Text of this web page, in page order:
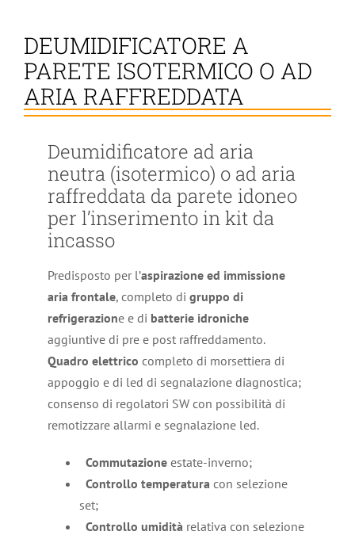
DEUMIDIFICATORE A
PARETE ISOTERMICO O AD
ARIA RAFFREDDATA
Deumidificatore ad aria
neutra (isotermico) o ad aria
raffreddata da parete idoneo
per l’inserimento in kit da
incasso
Predisposto per l’aspirazione ed immissione
aria frontale, completo di gruppo di
refrigerazione e di batterie idroniche
aggiuntive di pre e post raffreddamento.
Quadro elettrico completo di morsettiera di
appoggio e di led di segnalazione diagnostica;
consenso di regolatori SW con possibilità di
remotizzare allarmi e segnalazione led.
Commutazioneestate-inverno;
Controllo temperatura con selezione
set;
Controllo umidità relativa con selezione